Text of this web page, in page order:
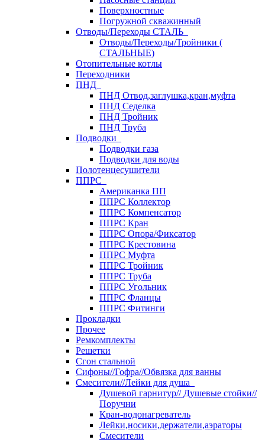
Поверхностные
Погружной скважинный
Отводы/Переходы СТАЛЬ
Отводы/Переходы/Тройники (
СТАЛЬНЫЕ)
Отопительные котлы
Переходники
ПНД
ПНД Отвод,заглушка,кран,муфта
ПНД Седелка
ПНД Тройник
ПНД Труба
Подводки
Подводки газа
Подводки для воды
Полотенцесушители
ППРС
Американка ПП
ППРС Коллектор
ППРС Компенсатор
ППРС Кран
ППРС Опора/Фиксатор
ППРС Крестовина
ППРС Муфта
ППРС Тройник
ППРС Труба
ППРС Угольник
ППРС Фланцы
ППРС Фитинги
Прокладки
Прочее
Ремкомплекты
Решетки
Сгон стальной
Сифоны//Гофра//Обвязка для ванны
Смесители//Лейки для душа
Душевой гарнитур// Душевые стойки//
Поручни
Кран-водонагреватель
Лейки,носики,держатели,аэраторы
Смесители